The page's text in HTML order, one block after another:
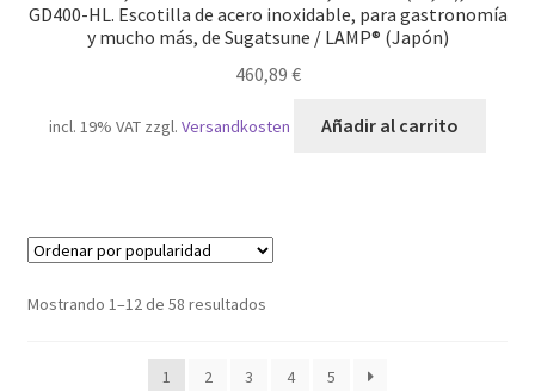
GD400-HL. Escotilla de acero inoxidable, para gastronomía
y mucho más, de Sugatsune / LAMP® (Japón)
460,89 €
incl. 19% VAT zzgl.Versandkosten Añadir al carrito
Mostrando 1–12 de 58 resultadosOrdenado
1
2 3 4 5